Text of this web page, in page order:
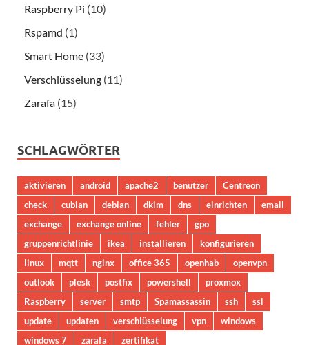
Raspberry Pi (10)
Rspamd (1)
Smart Home (33)
Verschlüsselung (11)
Zarafa (15)
SCHLAGWÖRTER
aktivieren android apache2 benutzer
Centreon
check
cubian debian dkim dns einrichten
email
exchange
exchange online fehler
gpo
gruppenrichtlinie
ikea installieren
konfigurieren
linux
mqtt nginx office 365 openhab
openvpn
outlook
plesk postfix powershell
proxmox
Raspberry
server smtp Spamassassin ssh
ssl
update
updaten verschlüsselung vpn
windows
windows 7
zarafa zertifikat